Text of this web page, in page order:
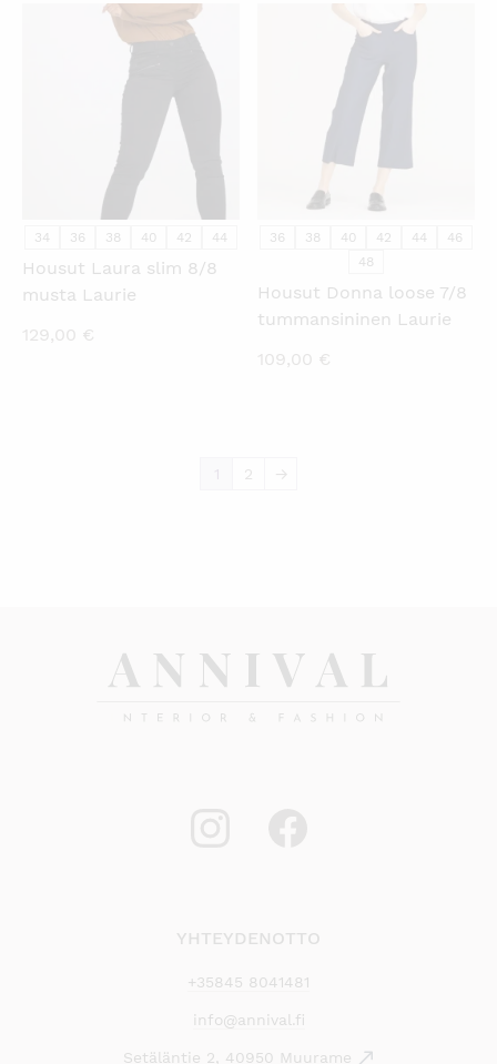
72,00 €.
119,00 €.
28,00 €.59,95 €.
KATSO PIKANÄKYMÄ
34 36 38 40 42 44
Housut Laura slim 8/8
musta Laurie
129,00 €
KATSO PIKANÄKYMÄ
36 38 40 42 44
46
48
Housut Donna loose 7/8
tummansininen Laurie
109,00 €
1 2 →
YHTEYDENOTTO
+35845 8041481
info@annival.fi
Setäläntie 2, 40950 Muurame